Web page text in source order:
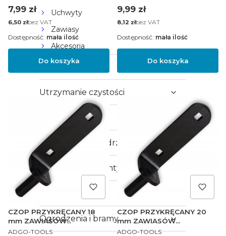
Uchwyty
Zawiasy
Akcesoria
Kuchnia
Utrzymanie czystości
Okna i parapety, drzwi
Klimatyzacja i wentylacja
Ogrodzenia i bramy
Cena
7,99 zł
Cena
6,50 złbez VAT
Do koszyka
Dostępność: mała ilość
Cena
9,99 zł
Cena
8,12 złbez VAT
Do koszyka
Dostępność: mała ilość
CZOP PRZYKRĘCANY 18
mm ZAWIASÓW
PASOWYCH 100 cm
PRODUCENT
ADGO-TOOLS
CZOP PRZYKRĘCANY 20
mm ZAWIASÓW
PASOWYCH 120 cm
PRODUCENT
ADGO-TOOLS